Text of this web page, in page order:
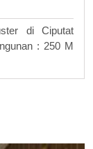
di Ciputat
: 250 M